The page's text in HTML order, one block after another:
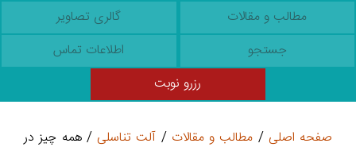
مطالب و مقالات
گالری تصاویر
جستجو
اطلاعات تماس
رزرو نوبت
صفحه اصلی / مطالب و مقالات / آلت تناسلی / همه چیز در